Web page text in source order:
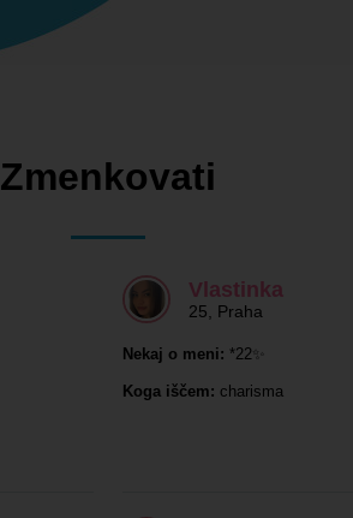
Zmenkovati
Vlastinka
25 Praha
Nekaj o meni: *22✨
Koga iščem: charisma